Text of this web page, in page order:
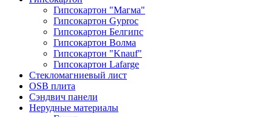
Гипсокартон "Магма"
Гипсокартон Gyproc
Гипсокартон Белгипс
Гипсокартон Волма
Гипсокартон "Knauf"
Гипсокартон Lafarge
Стекломагниевый лист
OSB плита
Сэндвич панели
Нерудные материалы